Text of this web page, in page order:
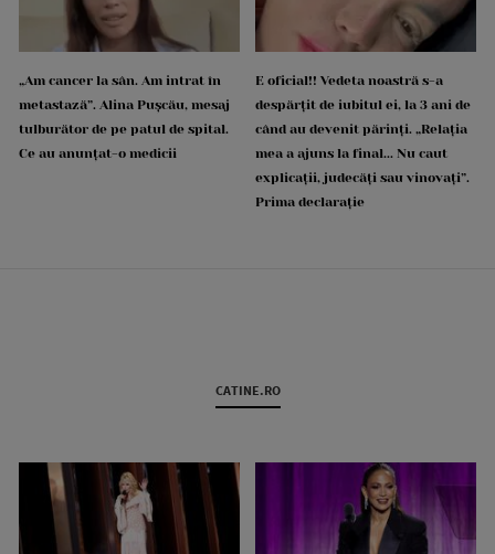
„Am cancer la sân. Am intrat în
metastază”. Alina Pușcău, mesaj
tulburător de pe patul de spital.
Ce au anunțat-o medicii
E oficial!! Vedeta noastră s-a
despărțit de iubitul ei, la 3 ani de
când au devenit părinți. „Relația
mea a ajuns la final... Nu caut
explicații, judecăți sau vinovați”.
Prima declarație
CATINE.RO